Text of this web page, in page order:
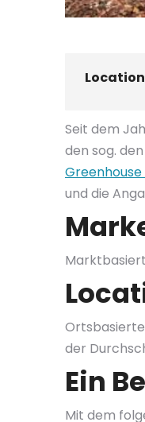
Seit dem
den sog.
und die
der
Ein
Mit dem